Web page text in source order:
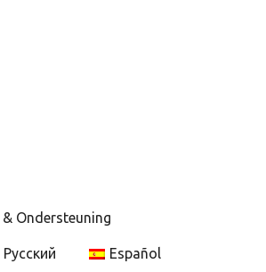
Ondersteuning
Русский Español